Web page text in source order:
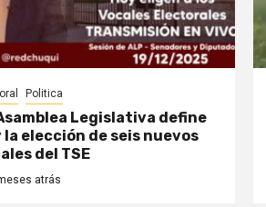
Politica
Legislativa define
la elección de seis nuevos
del TSE
atrás